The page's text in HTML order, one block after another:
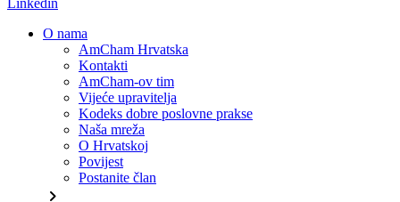
O nama
AmCham Hrvatska
Kontakti
AmCham-ov tim
Vijeće upravitelja
Kodeks dobre poslovne prakse
Naša mreža
O Hrvatskoj
Povijest
Postanite član
chevron_right